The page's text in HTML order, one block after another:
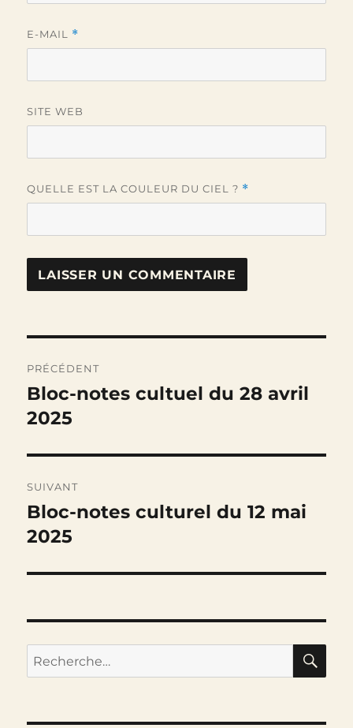
E-MAIL *
SITE WEB
QUELLE EST LA COULEUR DU CIEL ? *
de
l’article
PRÉCÉDENT
Publication
précédente :
Bloc-notes cultuel du 28 avril
2025
SUIVANT
Publication
suivante :
Bloc-notes culturel du 12 mai
2025
Recherche
pour :